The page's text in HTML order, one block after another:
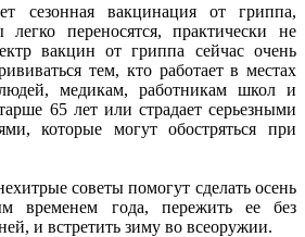
сезонная вакцинация от гриппа,
переносятся, практически не
вакцин от гриппа сейчас очень
тем, кто работает в местах
медикам, работникам школ и
65 лет или страдает серьезными
которые могут обостряться при
советы помогут сделать осень
временем года, пережить ее без
и встретить зиму во всеоружии.